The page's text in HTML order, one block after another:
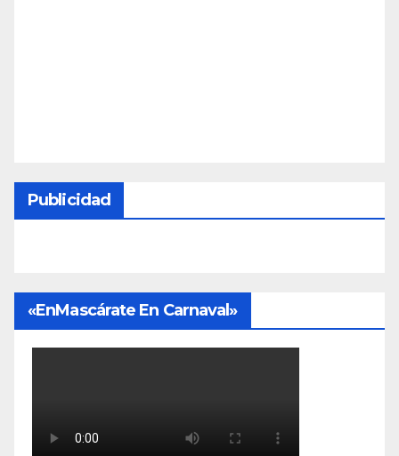
Publicidad
«EnMascárate En Carnaval»